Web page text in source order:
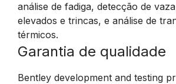
análise de fadiga, detecção de
elevados e trincas, e análise de
térmicos.
Garantia de qualidade
Bentley development and testing